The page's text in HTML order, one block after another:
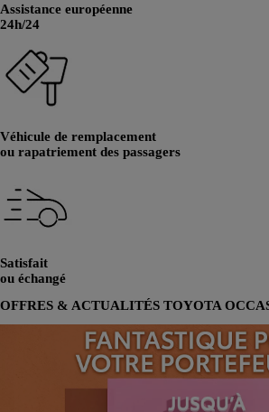
Assistance européenne
24h/24
Véhicule de remplacement
ou rapatriement des passagers
Satisfait
ou échangé
OFFRES & ACTUALITÉS TOYOTA